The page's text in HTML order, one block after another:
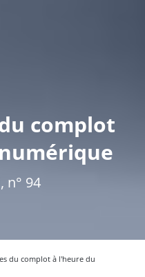
complot
n° 94
du complot à l'heure du